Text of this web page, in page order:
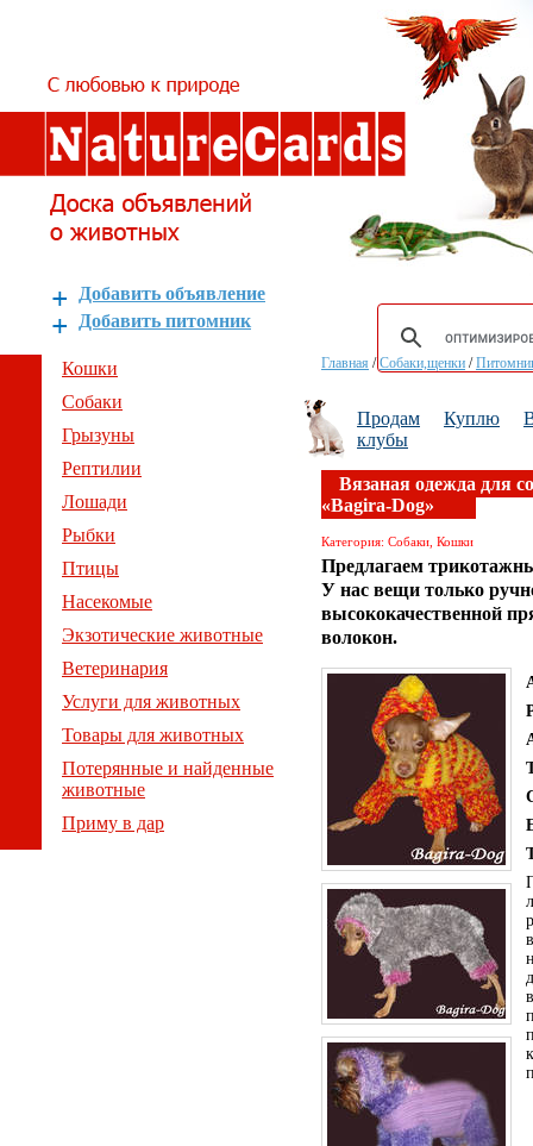
Добавить объявление
Добавить питомник
Кошки
Собаки
Грызуны
Рептилии
Лошади
Рыбки
Птицы
Насекомые
Экзотические животные
Ветеринария
Услуги для животных
Товары для животных
Потерянные и найденные
животные
Приму в дар
Главная /Собаки,щенки /
Продам Куплю
клубы
Вязаная одежда для
«Bagira-Dog»
Категория: Собаки, Кошки
Предлагаем
У нас вещи только
высококачественной
волокон.